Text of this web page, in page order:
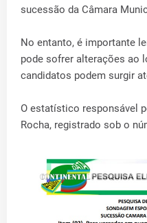
sucessão da Câmara
No entanto, é importante
pode sofrer alterações ao
candidatos podem surgir
O estatístico responsável
Rocha, registrado sob o